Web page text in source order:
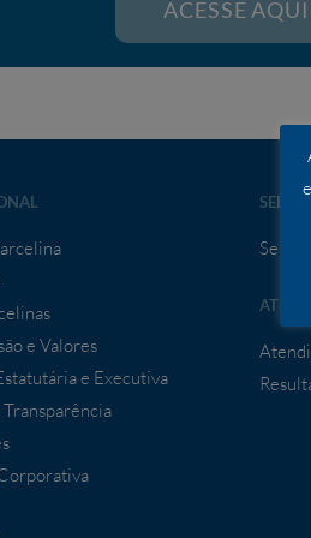
ACESSE AQUI
e Valores
e Executiva